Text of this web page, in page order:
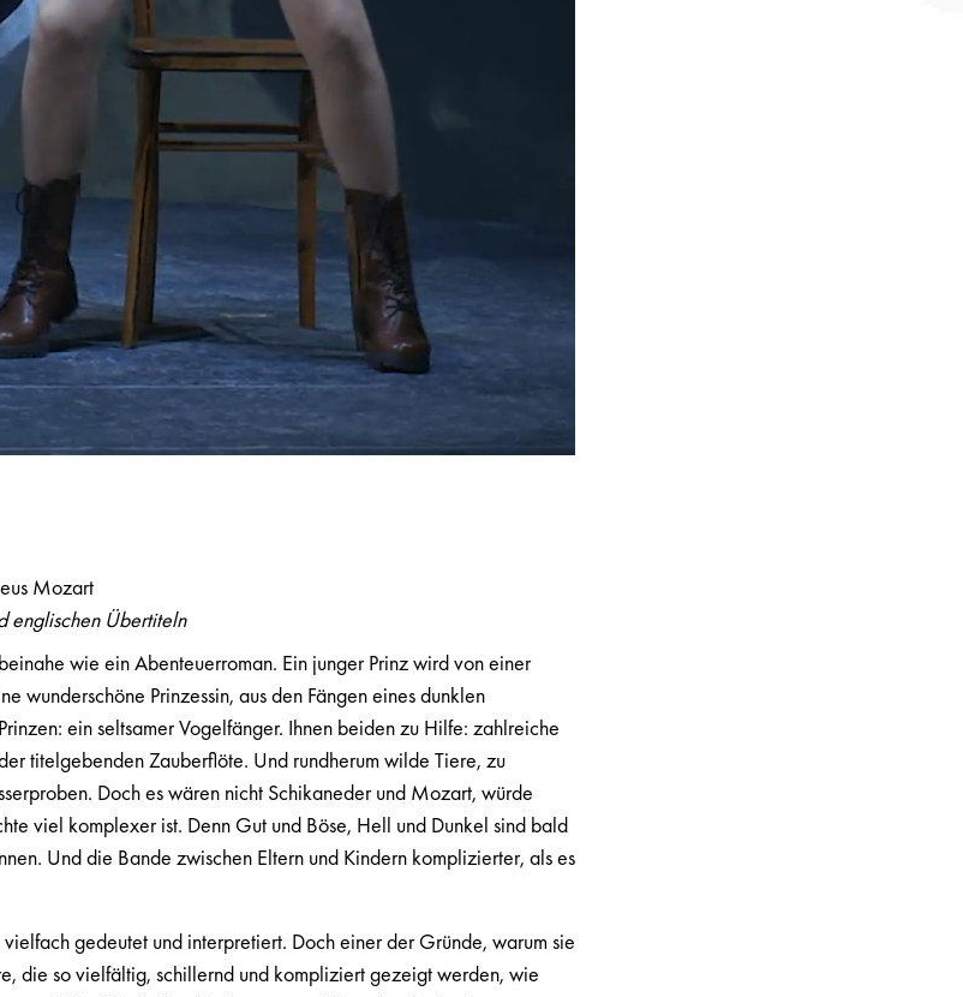
Mozart
englischen Übertiteln
wie ein Abenteuerroman. Ein junger Prinz wird von einer
wunderschöne Prinzessin, aus den Fängen eines dunklen
ein seltsamer Vogelfänger. Ihnen beiden zu Hilfe: zahlreiche
titelgebenden Zauberflöte. Und rundherum wilde Tiere, zu
Doch es wären nicht Schikaneder und Mozart, würde
viel komplexer ist. Denn Gut und Böse, Hell und Dunkel sind bald
Und die Bande zwischen Eltern und Kindern komplizierter, als es
gedeutet und interpretiert. Doch einer der Gründe, warum sie
die so vielfältig, schillernd und kompliziert gezeigt werden, wie